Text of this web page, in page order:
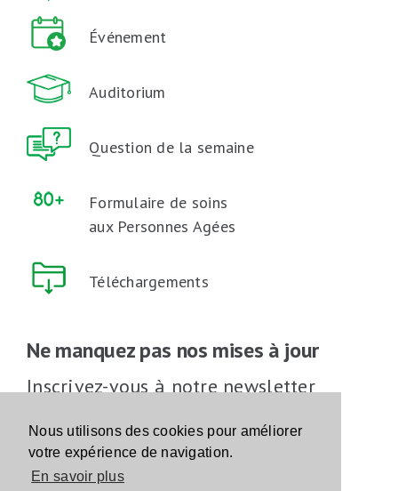
Nous utilisons des cookies pour améliorer
votre expérience de navigation.
En savoir plus
Événement
Auditorium
Question de la semaine
Formulaire de soins
aux Personnes Agées
Téléchargements
Ne manquez pas nos mises à jour
Inscrivez-vous à notre newsletter
Inscrivez-vous